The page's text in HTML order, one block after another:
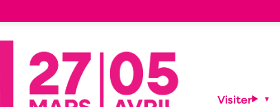
des Gones
Visiter